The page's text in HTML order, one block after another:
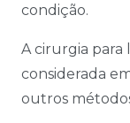
condição.
A cirurgia para
considerada
outros